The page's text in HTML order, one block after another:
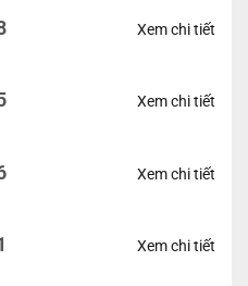
Xem chi tiết
Xem chi tiết
Xem chi tiết
Xem chi tiết